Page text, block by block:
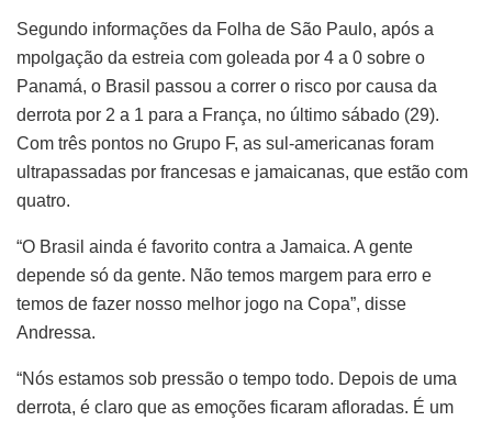
Segundo informações da Folha de São Paulo, após a
mpolgação da estreia com goleada por 4 a 0 sobre o
Panamá, o Brasil passou a correr o risco por causa da
derrota por 2 a 1 para a França, no último sábado (29).
Com três pontos no Grupo F, as sul-americanas foram
ultrapassadas por francesas e jamaicanas, que estão com
quatro.
“O Brasil ainda é favorito contra a Jamaica. A gente
depende só da gente. Não temos margem para erro e
temos de fazer nosso melhor jogo na Copa”, disse
Andressa.
“Nós estamos sob pressão o tempo todo. Depois de uma
derrota, é claro que as emoções ficaram afloradas. É um